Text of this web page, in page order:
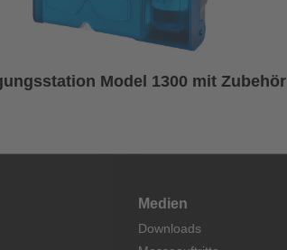
Model 1300 mit Zubehör
Medien
Downloads